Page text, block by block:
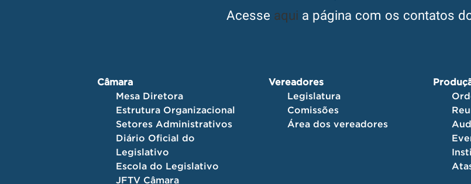
Acesse aqui a página com os contatos
Câmara
Mesa Diretora
Estrutura Organizacional
Setores Administrativos
Diário Oficial do
Legislativo
Escola do Legislativo
JFTV Câmara
Vereadores
Legislatura
Comissões
Área dos vereadores